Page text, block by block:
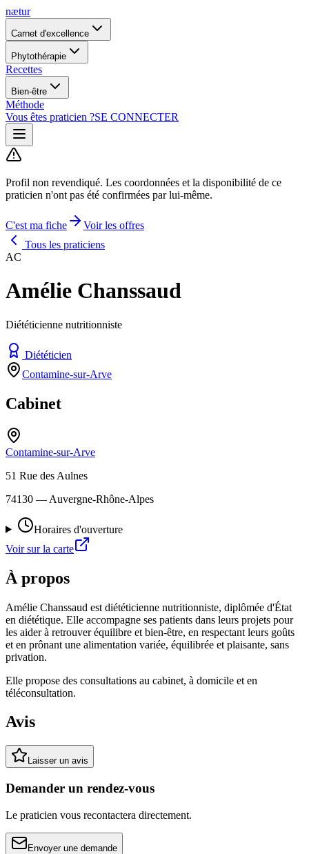
nætur
Carnet d'excellence
Phytothérapie
Recettes
Bien-être
Méthode
Vous êtes praticien ?SE CONNECTER
Profil non revendiqué. Les coordonnées et la disponibilité de ce
praticien n'ont pas été confirmées par lui-même.
C'est ma fiche
Voir les offres
Tous les praticiens
AC
Amélie Chanssaud
Diététicienne nutritionniste
Diététicien
Contamine-sur-Arve
Cabinet
Contamine-sur-Arve
51 Rue des Aulnes
74130 — Auvergne-Rhône-Alpes
Horaires d'ouverture
Voir sur la carte
À propos
Amélie Chanssaud est diététicienne nutritionniste, diplômée d'État
en diététique. Elle accompagne ses patients dans leurs projets pour
les aider à retrouver équilibre et bien-être, en respectant leurs goûts
et en prônant une alimentation variée, équilibrée et plaisante, sans
privation.
Elle propose des consultations au cabinet, à domicile et en
téléconsultation.
Avis
Laisser un avis
Demander un rendez-vous
Le praticien vous recontactera directement.
Envoyer une demande